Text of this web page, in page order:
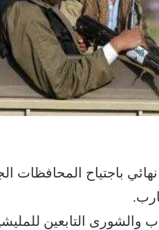
باجتياح المحافظات
والشورى التابعين